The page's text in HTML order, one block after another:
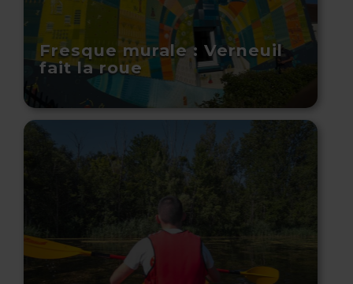
Fresque murale : Verneuil
fait la roue